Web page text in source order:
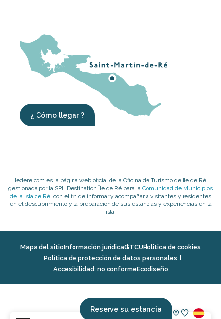
Reserve su estancia
¿ Cómo llegar ?
iledere.com es la página web oficial de la Oficina de Turismo de Ile de Ré,
gestionada por la SPL Destination Île de Ré para la Comunidad de Municipios
de la Isla de Ré, con el fin de informar y acompañar a visitantes y residentes
en el descubrimiento y la preparación de sus estancias y experiencias en la
isla.
Mapa del sitioInformación jurídicaGTCUPolitica de cookies
Política de protección de datos personales
Accesibilidad: no conformeEcodiseño